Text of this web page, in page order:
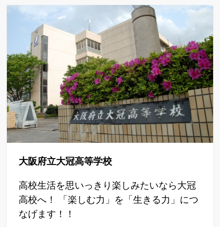
大阪府立大冠高等学校
高校生活を思いっきり楽しみたいなら大冠
高校へ！ 「楽しむ力」を「生きる力」につ
なげます！！